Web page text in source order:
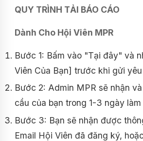
QUY TRÌNH TẢI BÁO CÁO
Dành Cho Hội Viên MPR
Bước 1: Bấm vào "Tại đây" và
Viên Của Bạn] trước khi gửi
Bước 2: Admin MPR sẽ nhận
cầu của bạn trong 1-3 ngày
Bước 3: Bạn sẽ nhận được
Email Hội Viên đã đăng ký,